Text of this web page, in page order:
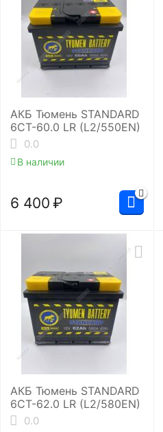
АКБ Тюмень STANDARD
6СТ-60.0 LR (L2/550EN)
0.0
В наличии
6 400 ₽
АКБ Тюмень STANDARD
6СТ-62.0 LR (L2/580EN)
0.0